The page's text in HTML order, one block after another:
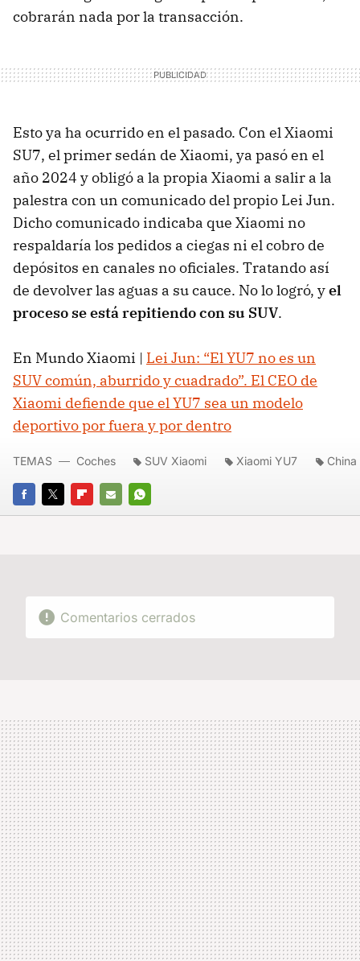
cobrarán nada por la transacción.
Esto ya ha ocurrido en el pasado. Con el Xiaomi
SU7, el primer sedán de Xiaomi, ya pasó en el
año 2024 y obligó a la propia Xiaomi a salir a la
palestra con un comunicado del propio Lei Jun.
Dicho comunicado indicaba que Xiaomi no
respaldaría los pedidos a ciegas ni el cobro de
depósitos en canales no oficiales. Tratando así
de devolver las aguas a su cauce. No lo logró, yel
proceso se está repitiendo con su SUV.
En Mundo Xiaomi | Lei Jun: “El YU7 no es un
SUV común, aburrido y cuadrado”. El CEO de
Xiaomi defiende que el YU7 sea un modelo
deportivo por fuera y por dentro
FACEBOOK
TWITTERFLIPBOARD
E-
WHATSAPP
TEMAS Coches SUV Xiaomi Xiaomi YU7 China
Comentarios cerrados